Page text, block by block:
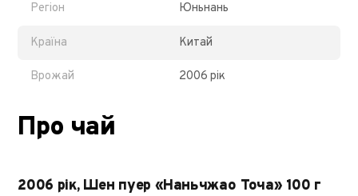
Регіон Юньнань
Країна Китай
Врожай 2006 рік
Про чай
2006 рік, Шен пуер «Наньчжао Точа» 100 г